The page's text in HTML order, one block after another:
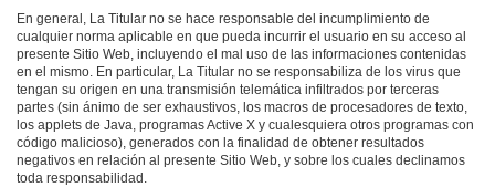
En general, La Titular no se hace responsable del incumplimiento de
cualquier norma aplicable en que pueda incurrir el usuario en su acceso al
presente Sitio Web, incluyendo el mal uso de las informaciones contenidas
en el mismo. En particular, La Titular no se responsabiliza de los virus que
tengan su origen en una transmisión telemática infiltrados por terceras
partes (sin ánimo de ser exhaustivos, los macros de procesadores de texto,
los applets de Java, programas Active X y cualesquiera otros programas con
código malicioso), generados con la finalidad de obtener resultados
negativos en relación al presente Sitio Web, y sobre los cuales declinamos
toda responsabilidad.